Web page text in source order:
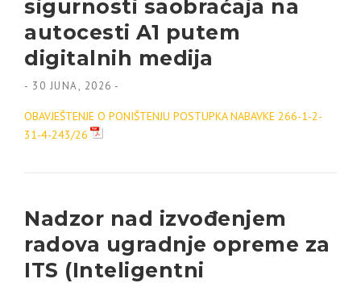
sigurnosti saobraćaja na
autocesti A1 putem
digitalnih medija
- 30 JUNA, 2026 -
OBAVJEŠTENJE O PONIŠTENJU POSTUPKA NABAVKE 266-1-2-
31-4-243/26
Nadzor nad izvođenjem
radova ugradnje opreme za
ITS (Inteligentni